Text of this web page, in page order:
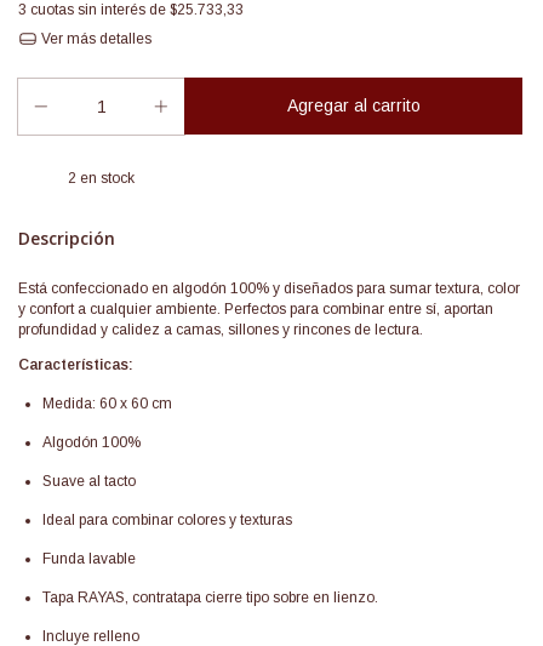
3 cuotas sin interés de $25.733,33
Ver más detalles
2 en stock
Descripción
Está confeccionado en algodón 100% y diseñados para sumar textura, color
y confort a cualquier ambiente. Perfectos para combinar entre sí, aportan
profundidad y calidez a camas, sillones y rincones de lectura.
Características:
Medida: 60 x 60 cm
Algodón 100%
Suave al tacto
Ideal para combinar colores y texturas
Funda lavable
Tapa RAYAS, contratapa cierre tipo sobre en lienzo.
Incluye relleno